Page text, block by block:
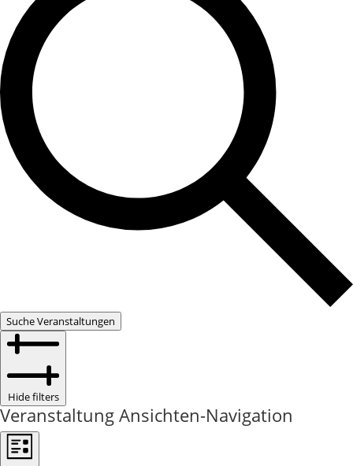
Suche Veranstaltungen
Hide filters
Veranstaltung Ansichten-Navigation